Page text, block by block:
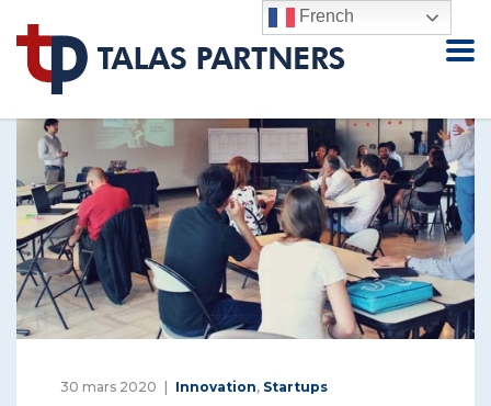
30 mars 2020 Innovation, Startups
French